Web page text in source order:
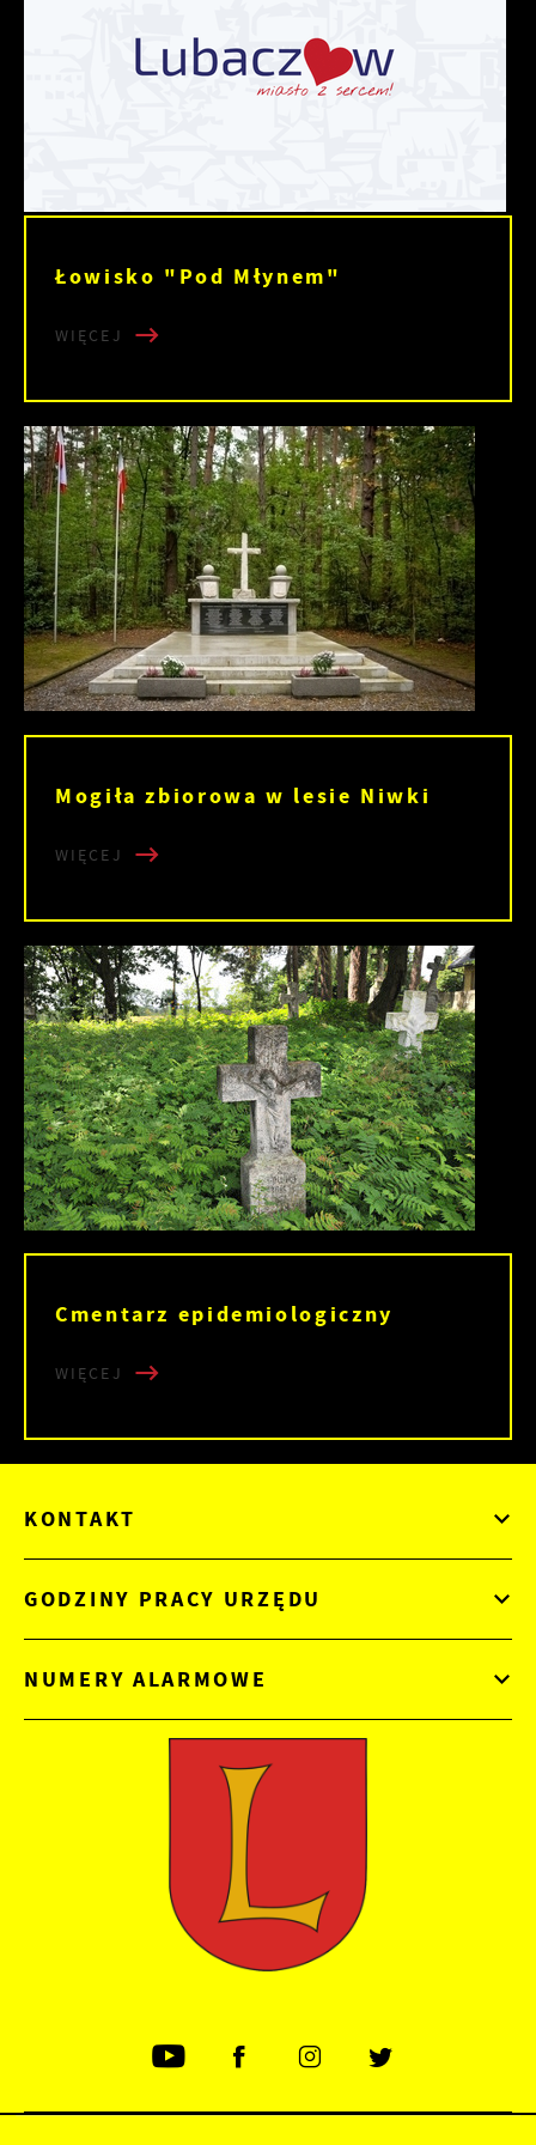
Łowisko "Pod Młynem"
WIĘCEJ
Mogiła zbiorowa w lesie Niwki
WIĘCEJ
Cmentarz epidemiologiczny
WIĘCEJ
KONTAKT
GODZINY PRACY URZĘDU
NUMERY ALARMOWE